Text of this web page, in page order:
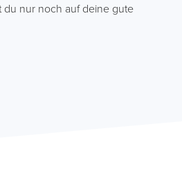
du nur noch auf deine gute